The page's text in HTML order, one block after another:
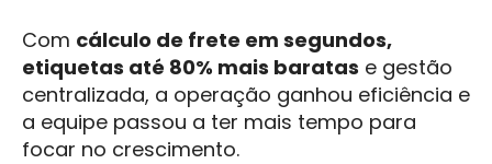
Com cálculo de frete em segundos,
etiquetas até 80% mais baratas e gestão
centralizada, a operação ganhou eficiência e
a equipe passou a ter mais tempo para
focar no crescimento.